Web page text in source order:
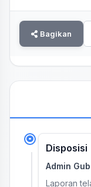
Bagikan
Disposisi
Admin
Laporan